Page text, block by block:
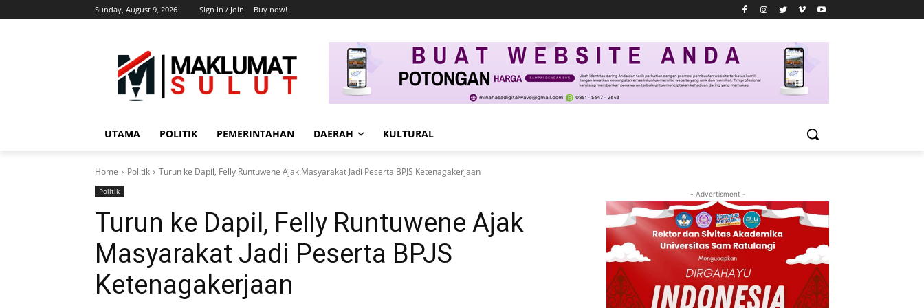
Sunday, August 9, 2026 Sign in / Join Buy now!
UTAMA POLITIK PEMERINTAHAN DAERAH KULTURAL
Home Politik Turun ke Dapil, Felly Runtuwene Ajak Masyarakat Jadi Peserta BPJS Ketenagakerjaan
Politik
Turun ke Dapil, Felly Runtuwene Ajak
Masyarakat Jadi Peserta BPJS
Ketenagakerjaan
- Advertisment -